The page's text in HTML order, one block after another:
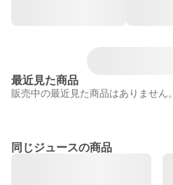
最近見た商品
販売中の最近見た商品はありません。
同じジュースの商品